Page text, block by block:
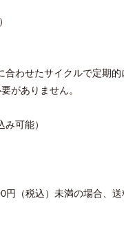
わせたサイクルで定期的
がありません。
可能）
（税込）未満の場合、送